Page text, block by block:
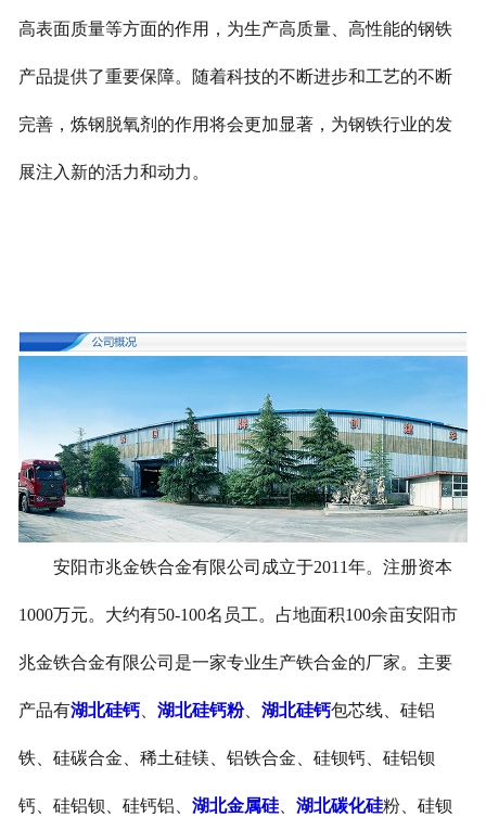
高表面质量等方面的作用，为生产高质量、高性能的钢铁
产品提供了重要保障。随着科技的不断进步和工艺的不断
完善，炼钢脱氧剂的作用将会更加显著，为钢铁行业的发
展注入新的活力和动力。
安阳市兆金铁合金有限公司成立于2011年。注册资本
1000万元。大约有50-100名员工。占地面积100余亩安阳市
兆金铁合金有限公司是一家专业生产铁合金的厂家。主要
产品有湖北硅钙、 湖北硅钙粉、 湖北硅钙包芯线、硅铝
铁、硅碳合金、稀土硅镁、铝铁合金、硅钡钙、硅铝钡
钙、硅铝钡、硅钙铝、 湖北金属硅、 湖北碳化硅粉、硅钡